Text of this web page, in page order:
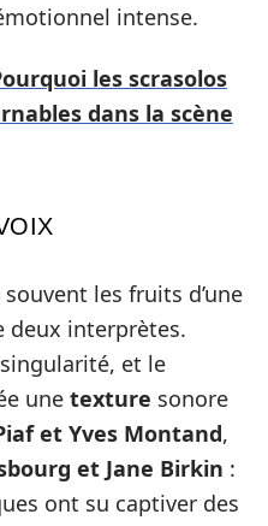
intense.
les scrasolos
dans la scène
les fruits d’une
deux interprètes.
et le
une texture sonore
et Yves Montand,
et Jane Birkin :
ont su captiver des